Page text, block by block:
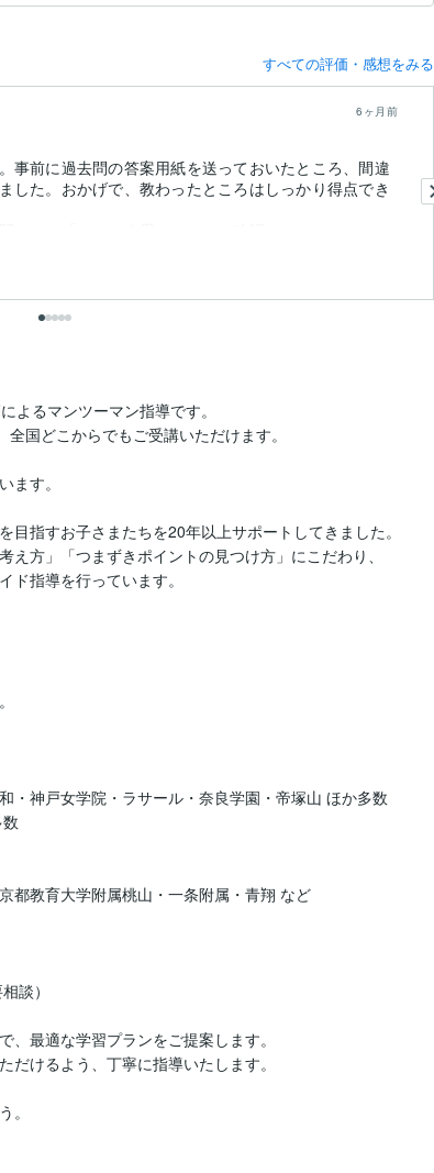
すべての評価・感想をみる
6ヶ月前
事前に過去問の答案用紙を送っておいたところ、間違
した。おかげで、教わったところはしっかり得点でき
し、「なぜそう思ったか？」確認し...
よるマンツーマン指導です。
国どこからでもご受講いただけます。
ます。
指すお子さまたちを20年以上サポートしてきました。
方」「つまずきポイントの見つけ方」にこだわり、
ド指導を行っています。
・神戸女学院・ラサール・奈良学園・帝塚山 ほか多数
都教育大学附属桃山・一条附属・青翔 など
談）
最適な学習プランをご提案します。
だけるよう、丁寧に指導いたします。
。